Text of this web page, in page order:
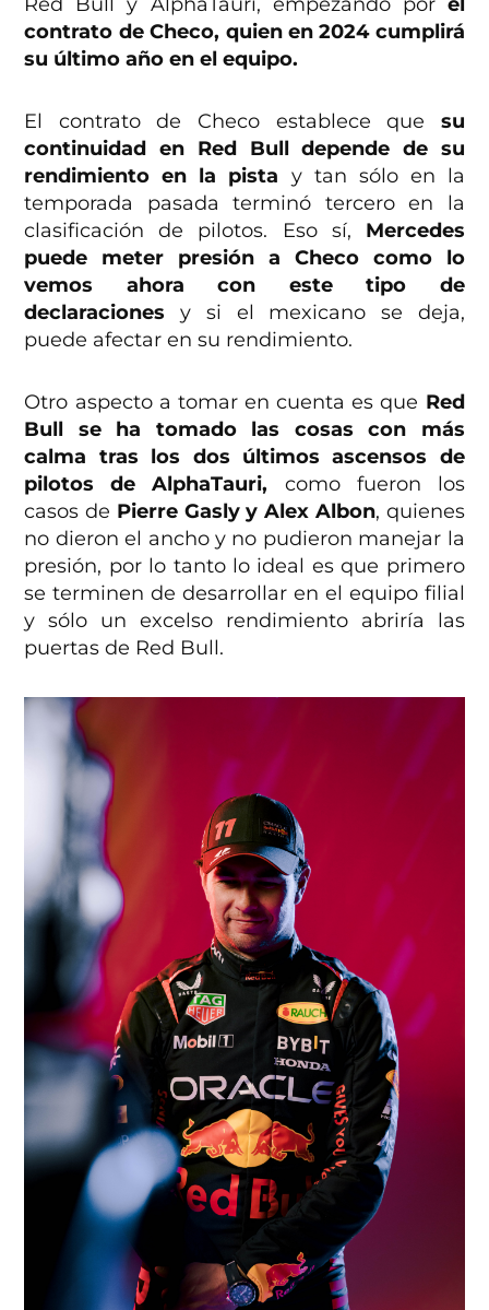
Red Bull y AlphaTauri, empezando por el
contrato de Checo, quien en 2024 cumplirá
su último año en el equipo.
El contrato de Checo establece que su
continuidad en Red Bull depende de su
rendimiento en la pista y tan sólo en la
temporada pasada terminó tercero en la
clasificación de pilotos. Eso sí, Mercedes
puede meter presión a Checo como lo
vemos ahora con este tipo de
declaraciones y si el mexicano se deja,
puede afectar en su rendimiento.
Otro aspecto a tomar en cuenta es que Red
Bull se ha tomado las cosas con más
calma tras los dos últimos ascensos de
pilotos de AlphaTauri, como fueron los
casos de Pierre Gasly y Alex Albon, quienes
no dieron el ancho y no pudieron manejar la
presión, por lo tanto lo ideal es que primero
se terminen de desarrollar en el equipo filial
y sólo un excelso rendimiento abriría las
puertas de Red Bull.